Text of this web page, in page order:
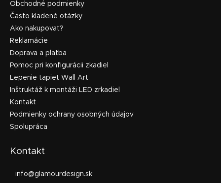
Obchodné podmienky
Často kladené otázky
Ako nakupovať?
Reklamácie
Doprava a platba
Pomoc pri konfigurácii zkadiel
Lepenie tapiet Wall Art
Inštruktáž k montáži LED zrkadiel
Kontakt
Podmienky ochrany osobných údajov
Spolupráca
Kontakt
info@glamourdesign.sk